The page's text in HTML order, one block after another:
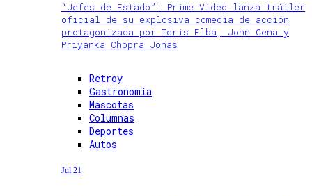
“Jefes de Estado”: Prime Video lanza tráiler
oficial de su explosiva comedia de acción
protagonizada por Idris Elba, John Cena y
Priyanka Chopra Jonas
Retroy
Gastronomía
Mascotas
Columnas
Deportes
Autos
Jul 21